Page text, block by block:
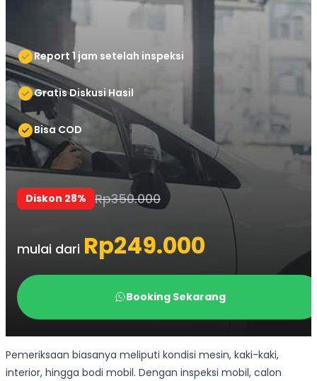
Pemeriksaan biasanya meliputi kondisi mesin, kaki-kaki,
interior, hingga bodi mobil. Dengan inspeksi mobil, calon